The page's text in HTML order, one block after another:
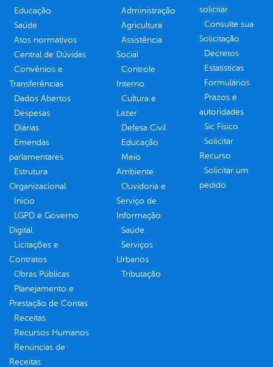
Educação
Saúde
Atos normativos
Central de Dúvidas
Convênios e
Transferências
Dados Abertos
Despesas
Diárias
Emendas
parlamentares
Estrutura
Organizacional
Inicio
LGPD e Governo
Digital
Licitações e
Contratos
Obras Públicas
Planejamento e
Prestação de Contas
Receitas
Recursos Humanos
Renúncias de
Receitas
Administração
Agricultura
Assistência
Social
Controle
Interno
Cultura e
Lazer
Defesa Civil
Educação
Meio
Ambiente
Ouvidoria e
Serviço de
Informação
Saúde
Serviços
Urbanos
Tributação
solicitar
Consulte sua
Solicitação
Decretos
Estatísticas
Formulários
Prazos e
autoridades
Sic Físico
Solicitar
Recurso
Solicitar um
pedido